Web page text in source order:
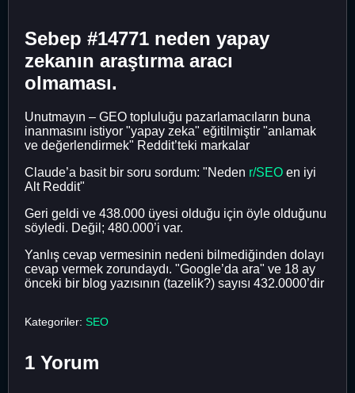
Sebep #14771 neden yapay
zekanın araştırma aracı
olmaması.
Unutmayın – GEO topluluğu pazarlamacıların buna
inanmasını istiyor "yapay zeka" eğitilmiştir "anlamak
ve değerlendirmek" Reddit’teki markalar
Claude’a basit bir soru sordum: "Neden r/SEO en iyi
Alt Reddit"
Geri geldi ve 438.000 üyesi olduğu için öyle olduğunu
söyledi. Değil; 480.000’i var.
Yanlış cevap vermesinin nedeni bilmediğinden dolayı
cevap vermek zorundaydı. "Google’da ara" ve 18 ay
önceki bir blog yazısının (tazelik?) sayısı 432.0000’dir
Kategoriler: SEO
1 Yorum